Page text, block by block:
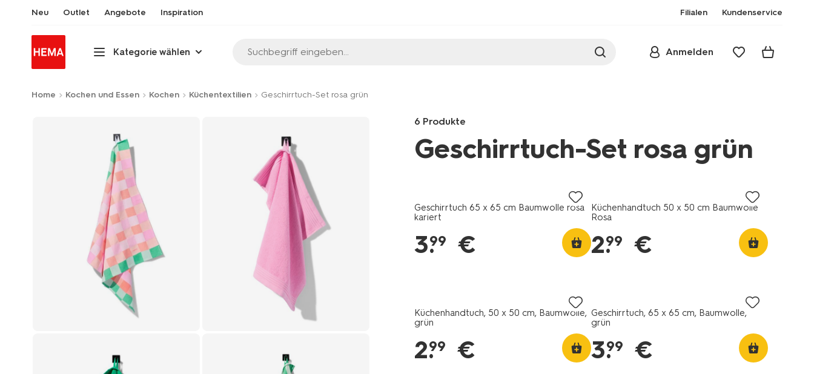
Neu Outlet Angebote Inspiration Filialen Kundenservice
Kategorie wählen Suchbegriff eingeben... Anmelden
Home Kochen und Essen Kochen Küchentextilien Geschirrtuch-Set rosa grün
6 Produkte
Geschirrtuch-Set rosa grün
essen/kochen/kuechentextilien/geschirrtuch-
65-
x-
65-
Geschirrtuch 65 x 65 cm Baumwolle rosa
kariert
3.
99 €
Küchenhandtuch 50 x 50 cm Baumwolle
Rosa
2.
99 €
Küchenhandtuch, 50 x 50 cm, Baumwolle,
grün
2.
99 €
Geschirrtuch, 65 x 65 cm, Baumwolle,
grün
3.
99 €